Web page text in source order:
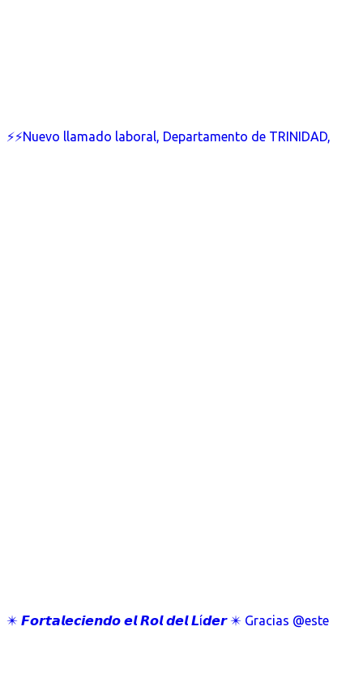
⚡⚡Nuevo llamado laboral, Departamento de TRINIDAD,
✴️ 𝙁𝙤𝙧𝙩𝙖𝙡𝙚𝙘𝙞𝙚𝙣𝙙𝙤 𝙚𝙡 𝙍𝙤𝙡 𝙙𝙚𝙡 𝙇í𝙙𝙚𝙧 ✴️ Gracias @este